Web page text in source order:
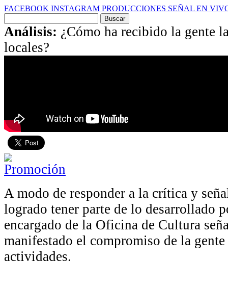
FACEBOOK INSTAGRAM PRODUCCIONES SEÑAL EN
por:
Análisis: ¿Cómo ha recibido la gente
locales?
A modo de responder a la crítica y
logrado tener parte de lo desarrollado
encargado de la Oficina de Cultura
manifestado el compromiso de la gente
actividades.